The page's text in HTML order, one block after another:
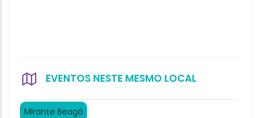
EVENTOS NESTE MESMO LOCAL
Mirante Beagá